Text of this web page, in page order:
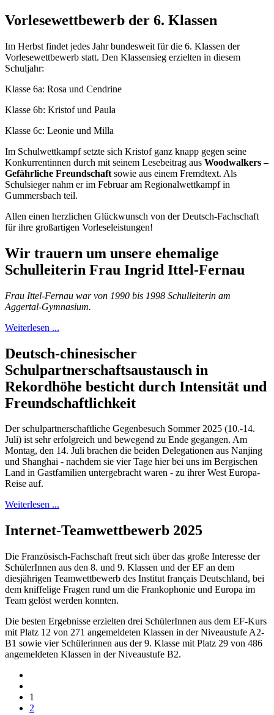
Vorlesewettbewerb der 6. Klassen
Im Herbst findet jedes Jahr bundesweit für die 6. Klassen der
Vorlesewettbewerb statt. Den Klassensieg erzielten in diesem
Schuljahr:
Klasse 6a: Rosa und Cendrine
Klasse 6b: Kristof und Paula
Klasse 6c: Leonie und Milla
Im Schulwettkampf setzte sich Kristof ganz knapp gegen seine
Konkurrentinnen durch mit seinem Lesebeitrag aus Woodwalkers –
Gefährliche Freundschaft sowie aus einem Fremdtext. Als
Schulsieger nahm er im Februar am Regionalwettkampf in
Gummersbach teil.
Allen einen herzlichen Glückwunsch von der Deutsch-Fachschaft
für ihre großartigen Vorleseleistungen!
Wir trauern um unsere ehemalige
Schulleiterin Frau Ingrid Ittel-Fernau
Frau Ittel-Fernau war von 1990 bis 1998 Schulleiterin am
Aggertal-Gymnasium.
Weiterlesen ...
Deutsch-chinesischer
Schulpartnerschaftsaustausch in
Rekordhöhe besticht durch Intensität und
Freundschaftlichkeit
Der schulpartnerschaftliche Gegenbesuch Sommer 2025 (10.-14.
Juli) ist sehr erfolgreich und bewegend zu Ende gegangen. Am
Montag, den 14. Juli brachen die beiden Delegationen aus Nanjing
und Shanghai - nachdem sie vier Tage hier bei uns im Bergischen
Land in Gastfamilien untergebracht waren - zu ihrer West Europa-
Reise auf.
Weiterlesen ...
Internet-Teamwettbewerb 2025
Die Französisch-Fachschaft freut sich über das große Interesse der
SchülerInnen aus den 8. und 9. Klassen und der EF an dem
diesjährigen Teamwettbewerb des Institut français Deutschland, bei
dem kniffelige Fragen rund um die Frankophonie und Europa im
Team gelöst werden konnten.
Die besten Ergebnisse erzielten drei SchülerInnen aus dem EF-Kurs
mit Platz 12 von 271 angemeldeten Klassen in der Niveaustufe A2-
B1 sowie vier Schülerinnen aus der 9. Klasse mit Platz 29 von 486
angemeldeten Klassen in der Niveaustufe B2.
1
2